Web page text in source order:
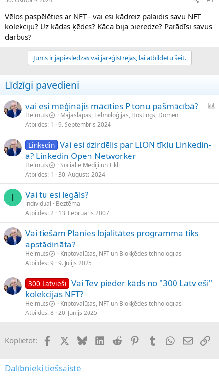
n
a
u
z
s
ā
j
s
a
u
m
Vēlos paspēlēties ar NFT - vai esi kādreiz palaidis savu NFT
kolekciju? Uz kādas ķēdes? Kāda bija pieredze? Parādīsi savus
darbus?
Jums ir jāpieslēdzas vai jāreģistrējas, lai atbildētu šeit.
Līdzīgi pavedieni
a
vai esi mēģinājis mācīties Pitonu pašmācībā?
Helmuts
Mājaslapas, Tehnoloģijas, Hostings, Domēni
Atbildes 1 9. Septembris 2024
Linkedin Vai esi dzirdēlis par LION tīklu Linkedin-
ā? Linkedin Open Networker
Helmuts
Sociālie Mediji un Tīkli
Atbildes 1 30. Augusts 2024
I Vai tu esi legāls?
individual
Beztēma
Atbildes 2 13. Februāris 2007
Vai tiešām Planies lojalitātes programma tiks
apstādināta?
Helmuts
Kriptovalūtas, NFT un Blokķēdes tehnoloģijas
Atbildes 9 9. Jūlijs 2025
300 Latvieši Vai Tev pieder kāds no "300 Latvieši"
kolekcijas NFT?
Helmuts
Kriptovalūtas, NFT un Blokķēdes tehnoloģijas
Atbildes 8 20. Jūnijs 2025
Koplietot: FacebookX (Twitter)
BlueskyLinkedInReddit PinterestTumblrWhatsApp
E-pasts
Dalībnieki tiešsaistē